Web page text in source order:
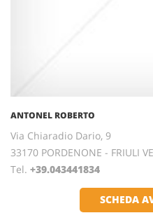
ANTONEL ROBERTO
Via Chiaradio Dario, 9
33170 PORDENONE - FRIULI
Tel. +39.043441834
SCHEDA